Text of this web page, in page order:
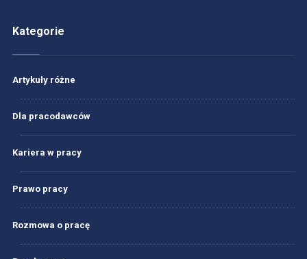
Kategorie
Artykuły różne
Dla pracodawców
Kariera w pracy
Prawo pracy
Rozmowa o pracę